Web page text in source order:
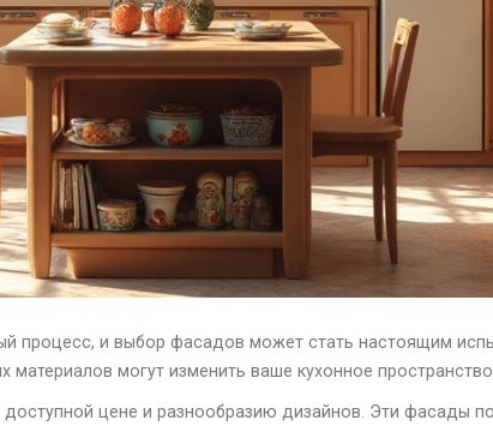
процесс, и выбор фасадов может стать настоящим
могут изменить ваше кухонное
цене и разнообразию дизайнов. Эти фасады